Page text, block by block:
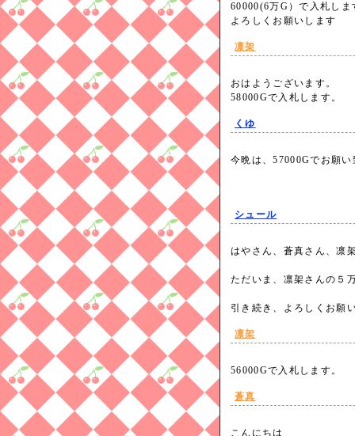
60000(6万G）で入札しま
よろしくお願いします
凛架
おはようございます。
58000Gで入札します。
くゆ
今晩は、57000Gでお願
シュール
はやさん、蒼真さん、凛
ただいま、凛架さんの５
引き続き、よろしくお
凛架
56000Gで入札します。
蒼真
こんにちは